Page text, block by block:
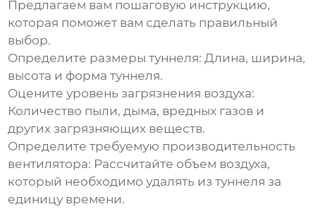
Предлагаем вам пошаговую инструкцию,
которая поможет вам сделать правильный
выбор.
Определите размеры туннеля: Длина, ширина,
высота и форма туннеля.
Оцените уровень загрязнения воздуха:
Количество пыли, дыма, вредных газов и
других загрязняющих веществ.
Определите требуемую производительность
вентилятора: Рассчитайте объем воздуха,
который необходимо удалять из туннеля за
единицу времени.